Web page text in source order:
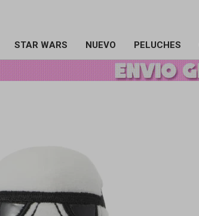
STAR WARS NUEVO PELUCHES